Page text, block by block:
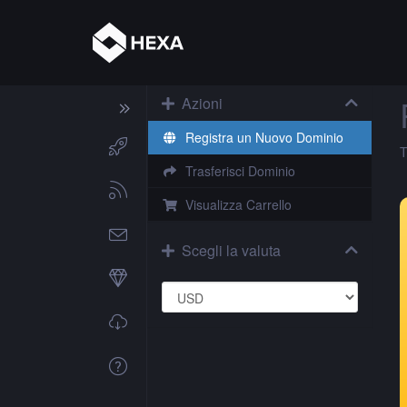
Azioni
Registra un Nuovo Dominio
Trasferisci Dominio
Visualizza Carrello
Scegli la valuta